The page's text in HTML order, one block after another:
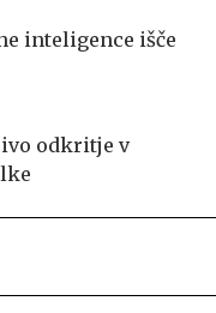
inteligence išče
odkritje v